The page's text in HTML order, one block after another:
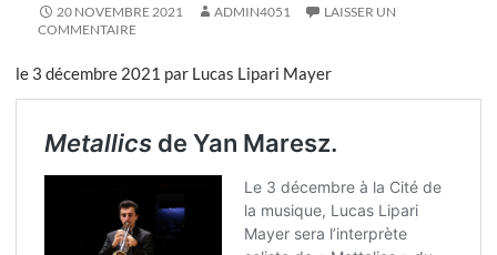
20 NOVEMBRE 2021 ADMIN4051
LAISSER UN
COMMENTAIRE
le 3 décembre 2021 par Lucas Lipari Mayer